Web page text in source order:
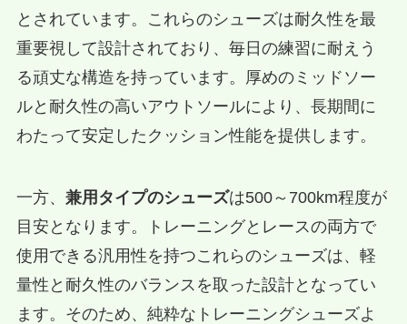
とされています。これらのシューズは耐久性を最
重要視して設計されており、毎日の練習に耐えう
る頑丈な構造を持っています。厚めのミッドソー
ルと耐久性の高いアウトソールにより、長期間に
わたって安定したクッション性能を提供します。
一方、 兼用タイプのシューズは500～700km程度が
目安となります。トレーニングとレースの両方で
使用できる汎用性を持つこれらのシューズは、軽
量性と耐久性のバランスを取った設計となってい
ます。そのため、純粋なトレーニングシューズよ